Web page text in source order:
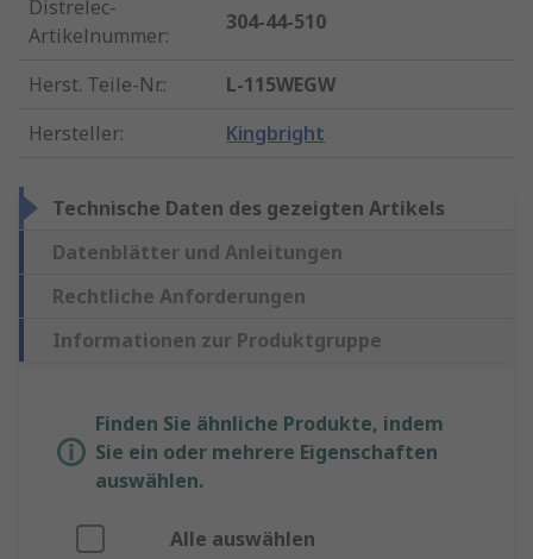
Distrelec-
Artikelnummer:
304-44-510
Herst. Teile-Nr.:
L-115WEGW
Hersteller: Kingbright
Technische Daten des gezeigten Artikels
Datenblätter und Anleitungen
Rechtliche Anforderungen
Informationen zur Produktgruppe
Finden Sie ähnliche Produkte, indem
Sie ein oder mehrere Eigenschaften
auswählen.
Alle auswählen